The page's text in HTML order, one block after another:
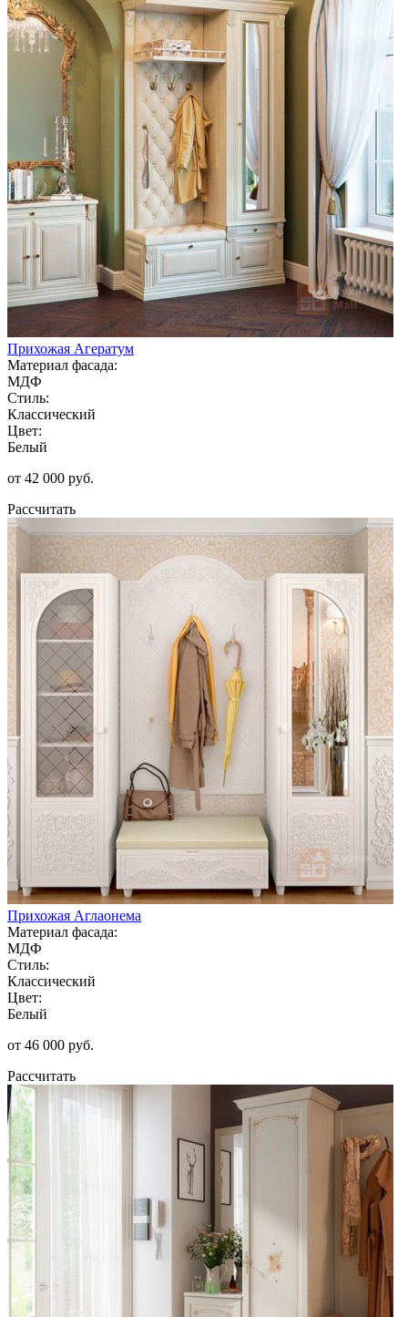
Прихожая Агератум
Материал фасада:
МДФ
Стиль:
Классический
Цвет:
Белый
от 42 000 руб.
Рассчитать
Прихожая Аглаонема
Материал фасада:
МДФ
Стиль:
Классический
Цвет:
Белый
от 46 000 руб.
Рассчитать